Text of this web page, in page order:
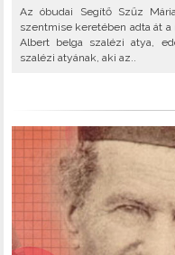
Az óbudai Segítő Szűz
szentmise keretében adta át
Albert belga szalézi atya,
szalézi atyának, aki az..